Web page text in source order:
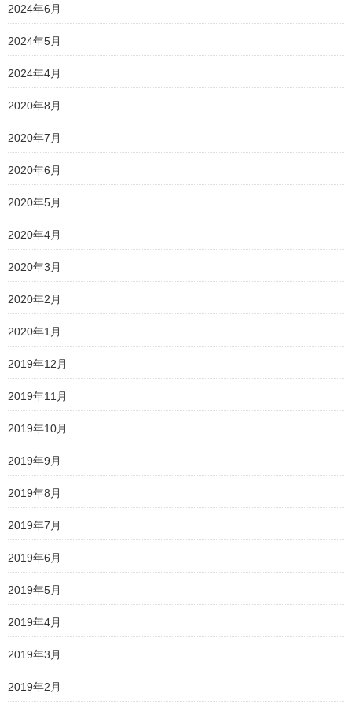
2024年6月
2024年5月
2024年4月
2020年8月
2020年7月
2020年6月
2020年5月
2020年4月
2020年3月
2020年2月
2020年1月
2019年12月
2019年11月
2019年10月
2019年9月
2019年8月
2019年7月
2019年6月
2019年5月
2019年4月
2019年3月
2019年2月